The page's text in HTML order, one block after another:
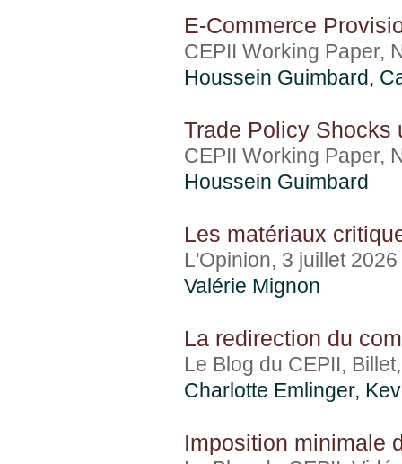
E-Commerce
CEPII Working Paper,
Houssein Guimbard,
Trade Policy Shocks
CEPII Working Paper,
Houssein Guimbard
Les matériaux
L'Opinion, 3 juillet 2026
Valérie Mignon
La redirection du
Le Blog du CEPII,
Charlotte Emlinger,
Imposition minimale